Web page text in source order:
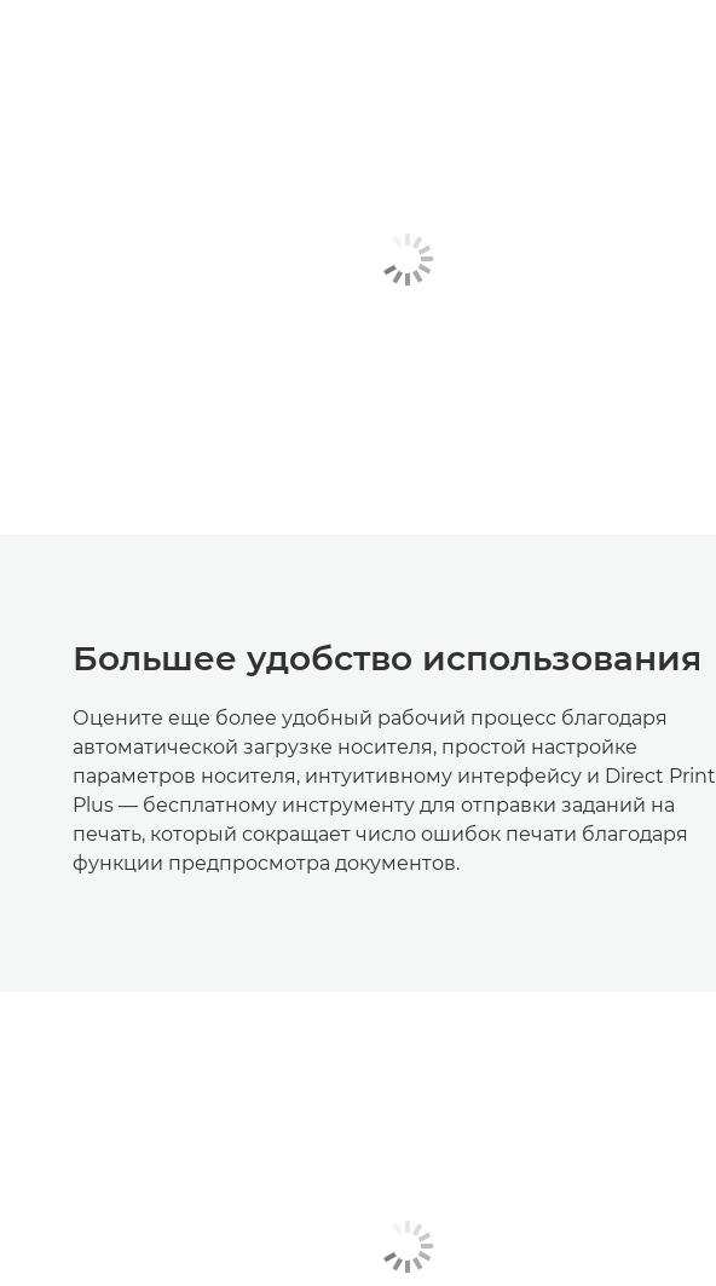
Большее удобство использования
Оцените еще более удобный рабочий процесс благодаря
автоматической загрузке носителя, простой настройке
параметров носителя, интуитивному интерфейсу и Direct Print
Plus — бесплатному инструменту для отправки заданий на
печать, который сокращает число ошибок печати благодаря
функции предпросмотра документов.